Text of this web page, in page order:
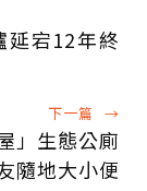
延宕12年終
下一篇 →
」生態公廁
隨地大小便